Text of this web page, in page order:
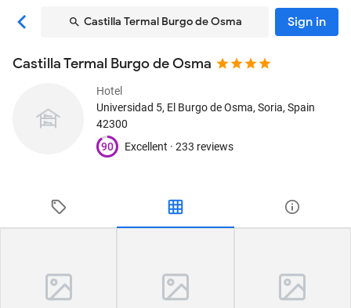
Castilla Termal Burgo de Osma Sign in
Castilla Termal Burgo de Osma
Hotel
Universidad 5, El Burgo de Osma, Soria, Spain
42300
90
Excellent · 233 reviews